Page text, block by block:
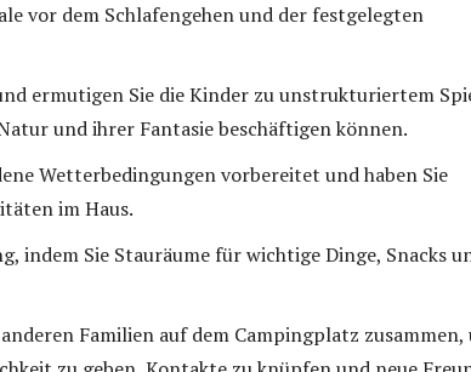
vor dem Schlafengehen und der festgelegten
ermutigen Sie die Kinder zu unstrukturiertem
und ihrer Fantasie beschäftigen können.
Wetterbedingungen vorbereitet und haben Sie
im Haus.
indem Sie Stauräume für wichtige Dinge, Snacks
Familien auf dem Campingplatz zusammen,